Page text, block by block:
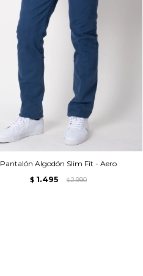
Pantalón Algodón Slim Fit - Aero
$ 1.495 $ 2.990